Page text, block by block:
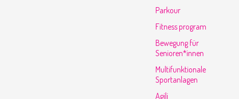
Parkour
Fitness program
Bewegung für
Senioren*innen
Multifunktionale
Sportanlagen
Agili